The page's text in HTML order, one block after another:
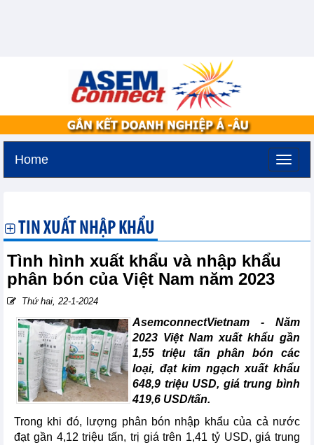
Home
TIN XUẤT NHẬP KHẨU
Tình hình xuất khẩu và nhập khẩu
phân bón của Việt Nam năm 2023
Thứ hai, 22-1-2024
AsemconnectVietnam - Năm
2023 Việt Nam xuất khẩu gần
1,55 triệu tấn phân bón các
loại, đạt kim ngạch xuất khẩu
648,9 triệu USD, giá trung bình
419,6 USD/tấn.
Trong khi đó, lượng phân bón nhập khẩu của cả nước
đạt gần 4,12 triệu tấn, trị giá trên 1,41 tỷ USD, giá trung